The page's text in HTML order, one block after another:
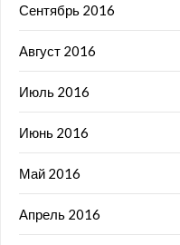
Сентябрь 2016
Август 2016
Июль 2016
Июнь 2016
Май 2016
Апрель 2016